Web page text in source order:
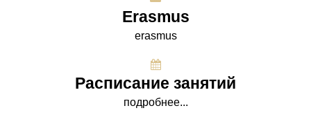
Erasmus
erasmus
Расписание занятий
подробнее...